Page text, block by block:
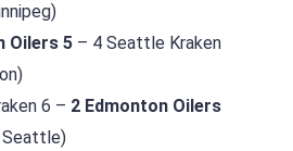
Oilers 5 – 4 Seattle Kraken
6 – 2 Edmonton Oilers
Seattle)